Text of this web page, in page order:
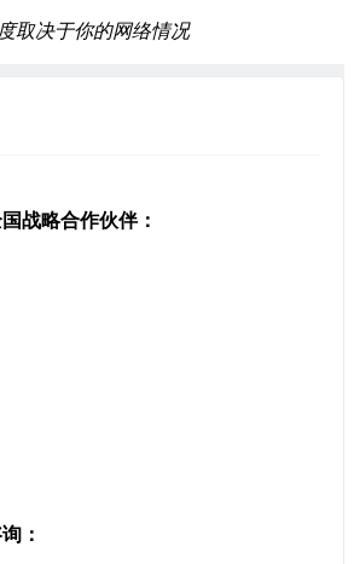
取决于你的网络情况
战略合作伙伴：
：